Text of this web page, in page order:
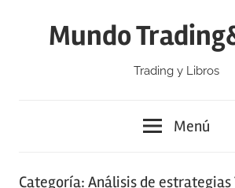
Mundo
Trading y Libros
Menú
Categoría: Análisis de estrategias